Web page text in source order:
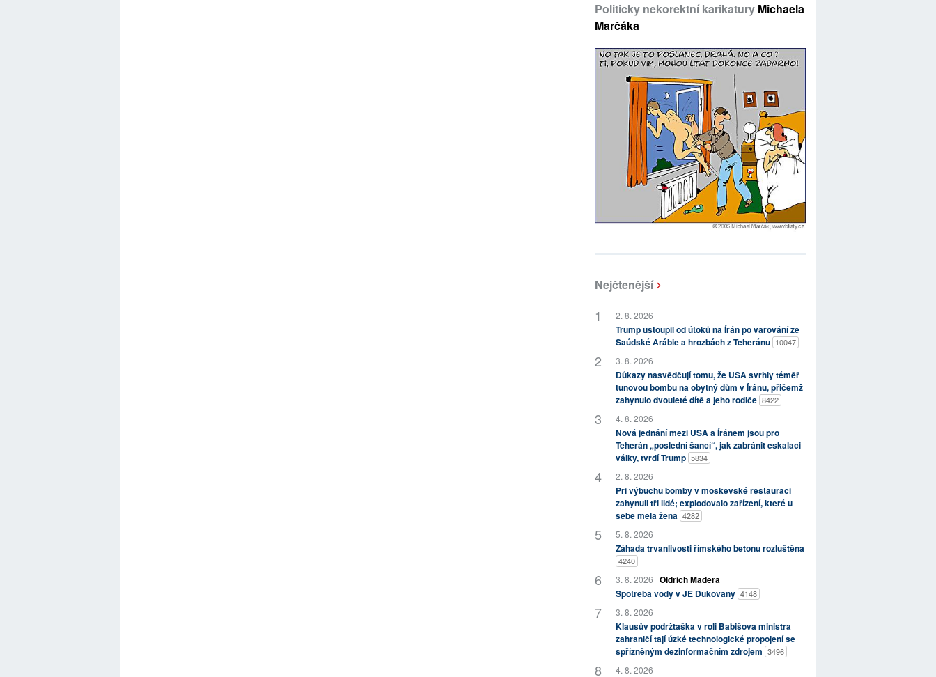
Politicky nekorektní karikatury Michaela
Marčáka
Nejčtenější
2. 8. 2026
Trump ustoupil od útoků na Írán po varování ze
Saúdské Arábie a hrozbách z Teheránu 10047
3. 8. 2026
Důkazy nasvědčují tomu, že USA svrhly téměř
tunovou bombu na obytný dům v Íránu, přičemž
zahynulo dvouleté dítě a jeho rodiče 8422
4. 8. 2026
Nová jednání mezi USA a Íránem jsou pro
Teherán „poslední šancí“, jak zabránit eskalaci
války, tvrdí Trump 5834
2. 8. 2026
Při výbuchu bomby v moskevské restauraci
zahynuli tři lidé; explodovalo zařízení, které u
sebe měla žena 4282
5. 8. 2026
Záhada trvanlivosti římského betonu rozluštěna
4240
3. 8. 2026 Oldřich Maděra
Spotřeba vody v JE Dukovany 4148
3. 8. 2026
Klausův podržtaška v roli Babišova ministra
zahraničí tají úzké technologické propojení se
spřízněným dezinformačním zdrojem 3496
4. 8. 2026